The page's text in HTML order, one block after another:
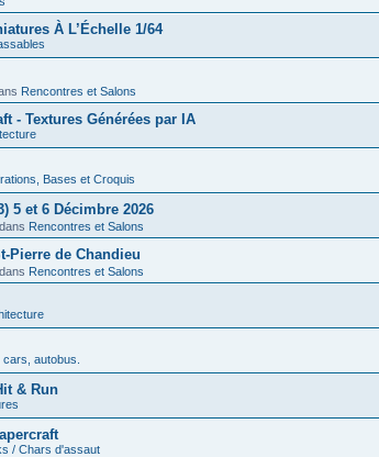
À L’Échelle 1/64
Rencontres et Salons
- Textures Générées par IA
Bases et Croquis
5 et 6 Décimbre 2026
Rencontres et Salons
Pierre de Chandieu
Rencontres et Salons
cars, autobus.
& Run
/ Chars d'assaut